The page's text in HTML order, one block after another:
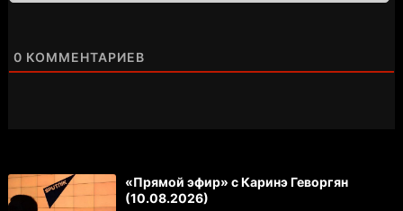
0 КОММЕНТАРИЕВ
«Прямой эфир» с Каринэ Геворгян
(10.08.2026)